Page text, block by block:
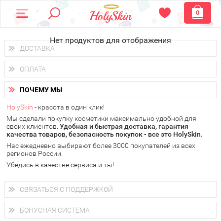
0
Нет продуктов для отображения
ДОСТАВКА
Доставка осуществляетсяпо всем городам России.
Вы можете выбрать доставку курьером, Почтой России или
получить заказ в пунктах выдачи PickPoint или пункте
самовывоза.
В 20 городах России доставка осуществляется ужена
следующий день.
у Вас всегда есть возможность получитьбесплатную
доставку от HolySkin.
подробнее об условиях доставки и оплаты в Вашем городе
ОПЛАТА
Вы можете оплатить свой заказ любым удобным способом:
наличными деньгами (
через интернет-банк (Альфа-банк, Сбербанк) и другими
электронными способами.
ПОЧЕМУ МЫ
HolySkin - красота в один клик!
Мы сделали покупку косметики максимально удобной для
своих клиентов. Удобная и быстрая доставка, гарантия
качества товаров, безопасность покупок - все это HolySkin.
Нас ежедневно выбирают более 3000 покупателей из всех
регионов России.
Убедись в качестве сервиса и ты!
СВЯЗАТЬСЯ С ПОДДЕРЖКОЙ
+7 (800) 707-24-55
Мы будем рады ответить на все Ваши вопросы по работе
магазина, проконсультировать по товарам, рассказать о
БОНУСНАЯ СИСТЕМА